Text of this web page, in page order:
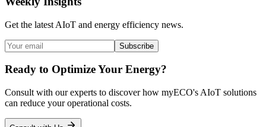
Get the latest AIoT and energy efficiency news.
Subscribe
Ready to Optimize Your Energy?
Consult with our experts to discover how myECO's AIoT solutions
can reduce your operational costs.